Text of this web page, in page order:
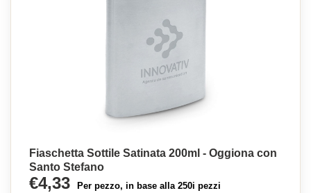
Fiaschetta Sottile Satinata 200ml - Oggiona con
Santo Stefano
€4,33 Per pezzo, in base alla 250i pezzi